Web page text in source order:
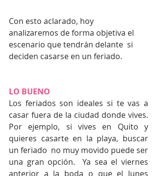
Con esto aclarado, hoy
analizaremos de forma objetiva el
escenario que tendrán delante  si
deciden casarse en un feriado.
LO BUENO
Los feriados son ideales si te vas a
casar fuera de la ciudad donde vives.
Por ejemplo, si vives en Quito y
quieres casarte en la playa, buscar
un feriado  no muy movido puede ser
una gran opción.  Ya sea el viernes
anterior a la boda o que el lunes